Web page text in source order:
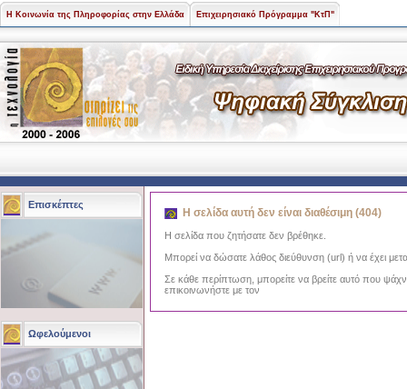
Η Κοινωνία της Πληροφορίας στην Ελλάδα Επιχειρησιακό Πρόγραμμα "ΚτΠ"
Επισκέπτες
Ωφελούμενοι
Η σελίδα αυτή δεν είναι διαθέσιμη (404)
Η σελίδα που ζητήσατε δεν βρέθηκε.
Μπορεί να δώσατε λάθος διεύθυνση (url) ή να έχει
Σε κάθε περίπτωση, μπορείτε να βρείτε αυτό που
επικοινωνήστε με τον